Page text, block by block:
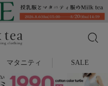
マタニティ SALE